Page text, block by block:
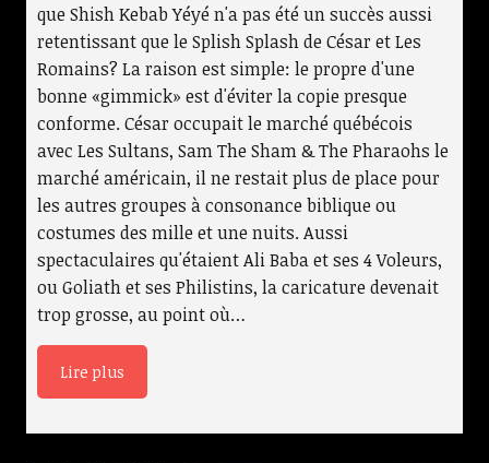
que Shish Kebab Yéyé n'a pas été un succès aussi
retentissant que le Splish Splash de César et Les
Romains? La raison est simple: le propre d'une
bonne «gimmick» est d'éviter la copie presque
conforme. César occupait le marché québécois
avec Les Sultans, Sam The Sham & The Pharaohs le
marché américain, il ne restait plus de place pour
les autres groupes à consonance biblique ou
costumes des mille et une nuits. Aussi
spectaculaires qu'étaient Ali Baba et ses 4 Voleurs,
ou Goliath et ses Philistins, la caricature devenait
trop grosse, au point où…
Lire plus